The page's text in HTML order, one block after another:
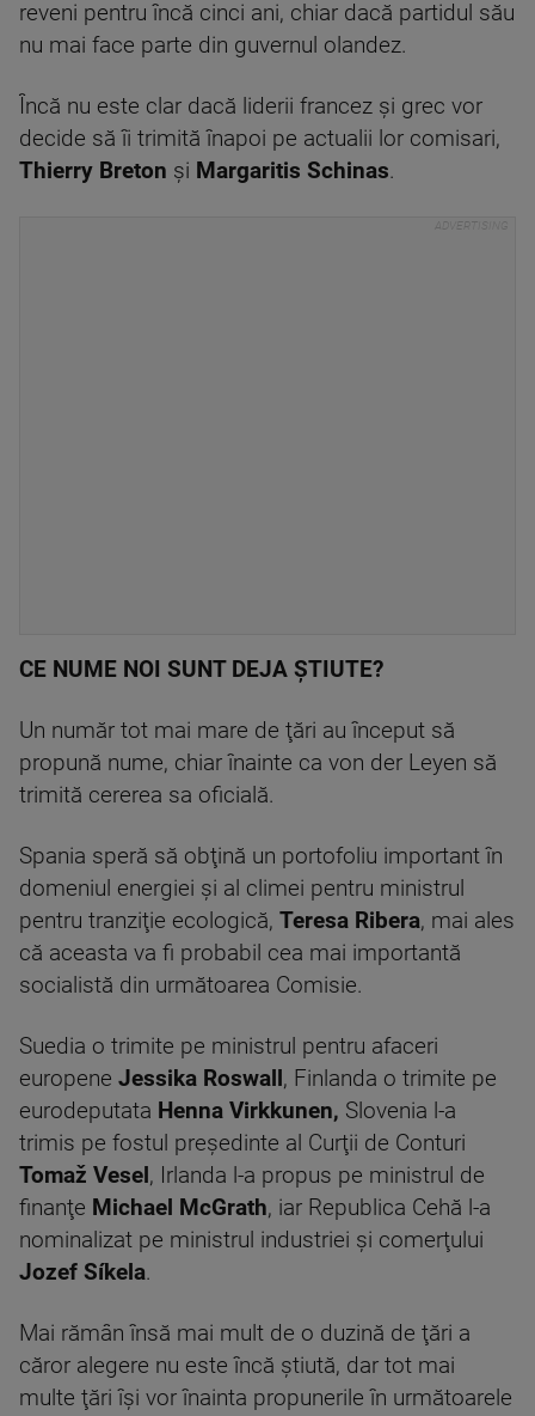
reveni pentru încă cinci ani, chiar dacă partidul său
nu mai face parte din guvernul olandez.
Încă nu este clar dacă liderii francez şi grec vor
decide să îi trimită înapoi pe actualii lor comisari,
Thierry Breton şi Margaritis Schinas.
CE NUME NOI SUNT DEJA ŞTIUTE?
Un număr tot mai mare de ţări au început să
propună nume, chiar înainte ca von der Leyen să
trimită cererea sa oficială.
Spania speră să obţină un portofoliu important în
domeniul energiei şi al climei pentru ministrul
pentru tranziţie ecologică, Teresa Ribera, mai ales
că aceasta va fi probabil cea mai importantă
socialistă din următoarea Comisie.
Suedia o trimite pe ministrul pentru afaceri
europene Jessika Roswall , Finlanda o trimite pe
eurodeputata Henna Virkkunen, Slovenia l-a
trimis pe fostul preşedinte al Curţii de Conturi
Tomaž Vesel , Irlanda l-a propus pe ministrul de
finanţe Michael McGrath, iar Republica Cehă l-a
nominalizat pe ministrul industriei şi comerţului
Jozef Síkela.
Mai rămân însă mai mult de o duzină de ţări a
căror alegere nu este încă ştiută, dar tot mai
multe ţări îşi vor înainta propunerile în următoarele